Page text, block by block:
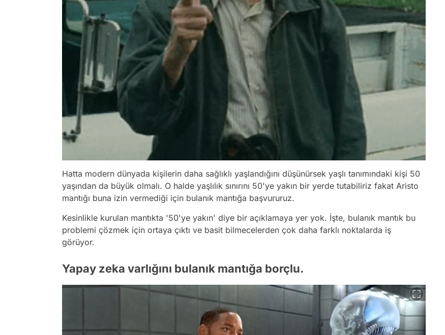
Hatta modern dünyada kişilerin daha sağlıklı yaşlandığını düşünürsek yaşlı tanımındaki kişi 50
yaşından da büyük olmalı. O halde yaşlılık sınırını 50'ye yakın bir yerde tutabiliriz fakat Aristo
mantığı buna izin vermediği için bulanık mantığa başvururuz.
Kesinlikle kurulan mantıkta '50'ye yakın' diye bir açıklamaya yer yok. İşte, bulanık mantık bu
problemi çözmek için ortaya çıktı ve basit bilmecelerden çok daha farklı noktalarda iş
görüyor.
Yapay zeka varlığını bulanık mantığa borçlu.